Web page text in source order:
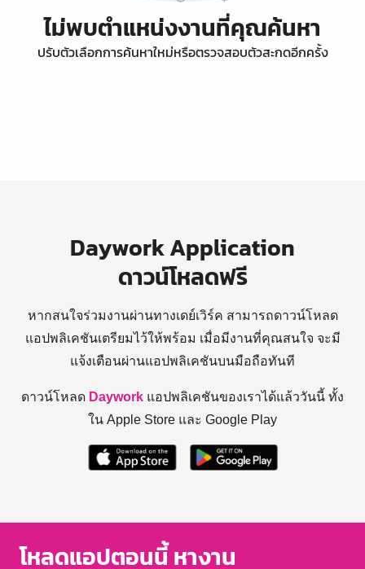
ไม่พบตำแหน่งงานที่คุณค้นหา
ปรับตัวเลือกการค้นหาใหม่หรือตรวจสอบตัวสะกดอีกครั้ง
Daywork Application
ดาวน์โหลดฟรี
หากสนใจร่วมงานผ่านทางเดย์เวิร์ค สามารถดาวน์โหลด
แอปพลิเคชันเตรียมไว้ให้พร้อม เมื่อมีงานที่คุณสนใจ จะมี
แจ้งเตือนผ่านแอปพลิเคชันบนมือถือทันที
ดาวน์โหลด Daywork แอปพลิเคชันของเราได้แล้ววันนี้ ทั้ง
ใน Apple Store และ Google Play
โหลดแอปตอนนี้ หางาน